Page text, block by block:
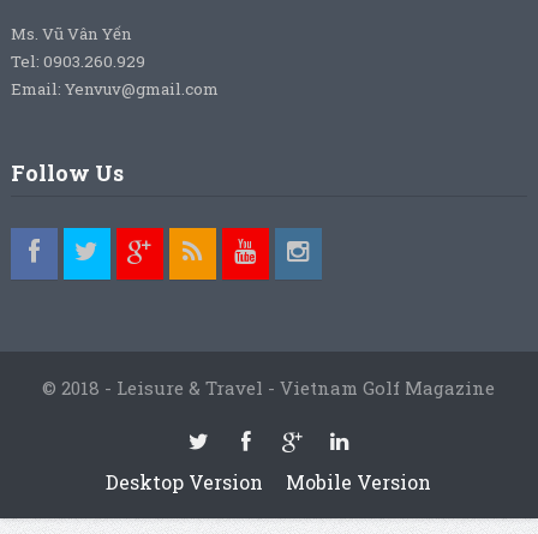
Ms. Vũ Vân Yến
Tel: 0903.260.929
Email: Yenvuv@gmail.com
Follow Us
© 2018 - Leisure & Travel - Vietnam Golf Magazine
Desktop Version Mobile Version